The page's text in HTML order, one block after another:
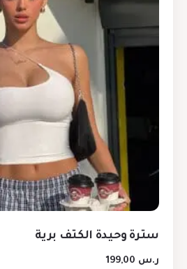
سترة وحيدة الكتف برية
ر.س